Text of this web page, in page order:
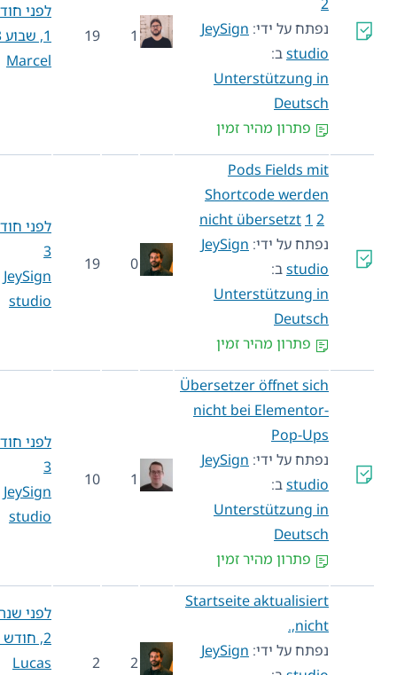
נפתח על ידי:JeySign
studioב:
Unterstützung in
Deutsch
פתרון מהיר זמין
1
לפני חודש
Marcel
Pods Fields mit
Shortcode werden
nicht übersetzt1
נפתח על ידי:JeySign
studioב:
Unterstützung in
Deutsch
פתרון מהיר זמין
0
לפני חודש
JeySign
studio
Übersetzer öffnet sich
nicht bei Elementor-
Pop-Ups
נפתח על ידי:JeySign
studioב:
Unterstützung in
Deutsch
פתרון מהיר זמין
1
לפני חודש
JeySign
studio
Startseite aktualisiert
nicht,.
נפתח על ידי:JeySign
2
לפני שנה
Lucas